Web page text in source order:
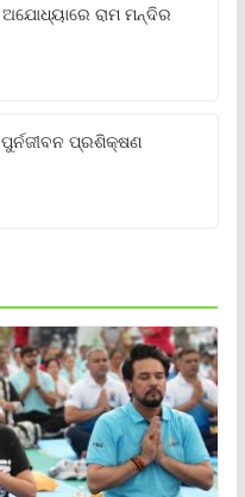
ରାମ ମନ୍ଦିର
ପ୍ରଶିକ୍ଷଣ